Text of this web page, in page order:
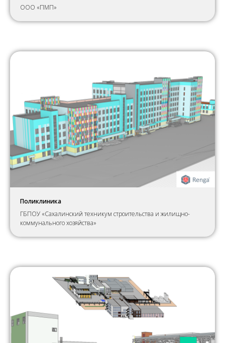
ООО «ПМП»
Поликлиника
ГБПОУ «Сахалинский техникум строительства и жилищно-
коммунального хозяйства»